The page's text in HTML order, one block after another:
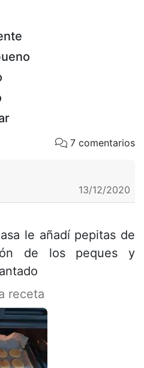
7 comentarios
13/12/2020
le añadí pepitas de
de los peques y
receta